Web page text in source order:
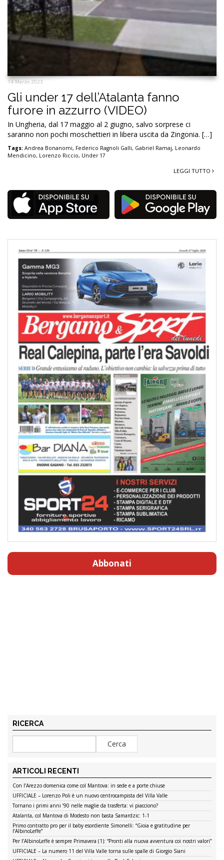
14 Marzo 2023
Gli under 17 dell’Atalanta fanno
furore in azzurro (VIDEO)
In Ungheria, dal 17 maggio al 2 giugno, salvo sorprese ci
saranno non pochi moschettieri in libera uscita da Zingonia. […]
Tags: Andrea Bonanomi, Federico Ragnoli Galli, Gabriel Ramaj, Leonardo
Mendicino, Lorenzo Riccio, Under 17
LEGGI TUTTO
Abbonati
RICERCA
ARTICOLI RECENTI
Con l’Arezzo domenica come col Mantova: in sede e a porte chiuse
UFFICIALE – Lorenzo Poli è un nuovo centrocampista del Villa Valle
Tornano i primi anni ’90 nelle maglie da trasferta: vi piacciono?
Atalanta, col Mantova di Modesto non basta Samardzic: 1-1
Primo contratto pro per il baby esordiente Simonelli: “Gioia e gratitudine per
l’AlbinoLeffe”
Per l’AlbinoLeffe è sempre Primavera (1): “Pronti alla nuova avventura coi nostri valori”
UFFICIALE – La numero 11 del Villa Valle torna sulle spalle di Giorgio Siani